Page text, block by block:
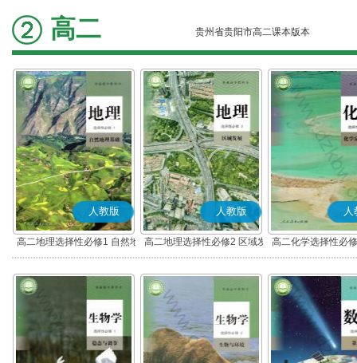
高二 贵州省贵阳市高二课本版本
人教版
高二地理选择性必修1 自然地
理基础
人教版
高二地理选择性必修2 区域发
展
人
高二化学选择性必
应原理